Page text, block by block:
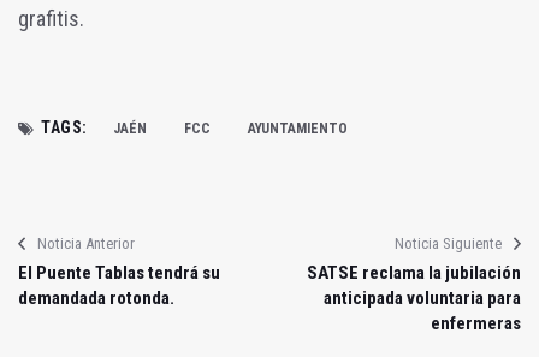
grafitis.
TAGS: JAÉN FCC AYUNTAMIENTO
Noticia Anterior
El Puente Tablas tendrá su
demandada rotonda.
Noticia Siguiente
SATSE reclama la jubilación
anticipada voluntaria para
enfermeras